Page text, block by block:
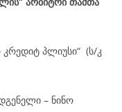
კრედიტ პლიუსი“ (ს/კ
– ნინო